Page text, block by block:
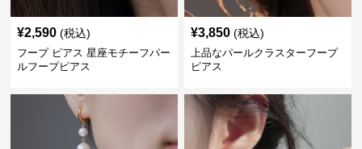
¥2,590 (税込)
フープ ピアス 星座モチーフパー
ルフープピアス
¥3,850 (税込)
上品なパールクラスターフープ
ピアス